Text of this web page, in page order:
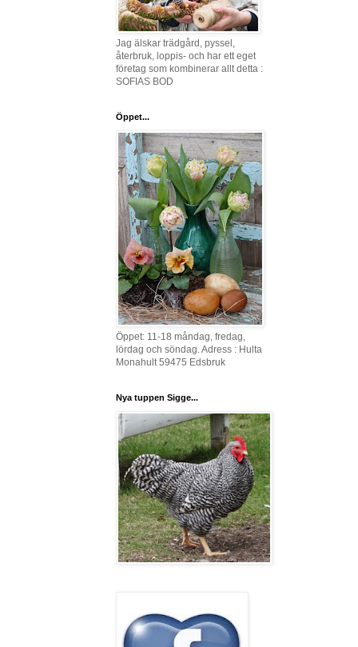
Jag älskar trädgård, pyssel,
återbruk, loppis- och har ett eget
företag som kombinerar allt detta :
SOFIAS BOD
Öppet...
Öppet: 11-18 måndag, fredag,
lördag och söndag. Adress : Hulta
Monahult 59475 Edsbruk
Nya tuppen Sigge...